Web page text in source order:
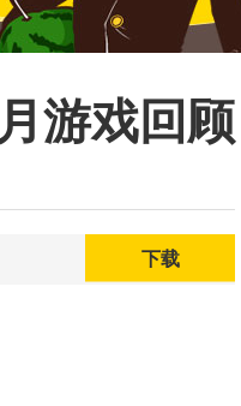
王权与自由
游戏回顾
下载